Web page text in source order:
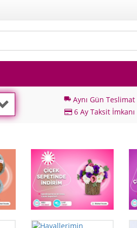
local_shipping Aynı Gün Teslimat
6 Ay Taksit İmkanı